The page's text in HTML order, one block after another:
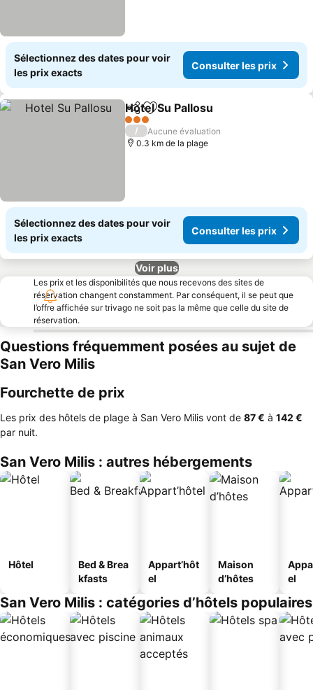
Sélectionnez des dates pour voir
les prix exacts
Consulter les prix
PartagerAjouter à mes favoris
Hotel Su Pallosu
3 Étoiles
/
Aucune évaluation
0.3 km de la plage
Sélectionnez des dates pour voir
les prix exacts
Consulter les prix
Voir plus
Les prix et les disponibilités que nous recevons des sites de
réservation changent constamment. Par conséquent, il se peut que
l’offre affichée sur trivago ne soit pas la même que celle du site de
réservation.
Questions fréquemment posées au sujet de
San Vero Milis
Fourchette de prix
Les prix des hôtels de plage à San Vero Milis vont de ‎87 € à ‎142 €
par nuit.
San Vero Milis : autres hébergements
Hôtel
Bed & Brea
kfasts
Appart’hôt
el
Maison
d’hôtes
el
San Vero Milis : catégories d’hôtels populaires